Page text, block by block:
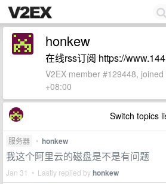
honkew
在线rss订阅 https://
V2EX member #129448,
+08:00
Switch topics
服务器 • honkew
我这个阿里云的磁盘是不是有问题
Jan 31 • Lastly replied byhonkew